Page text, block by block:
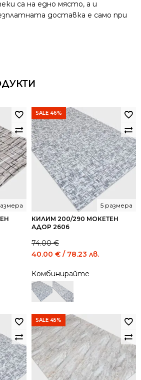
са на едно място, а и
доставка е само при
SALE 46%
КИЛИМ 200/290 МОКЕТЕН
АДОР 2606
5 размера
74.00€
Original
was:
74.00 €
/
лв..
40.00 € / 78.23 лв.
Комбинирайте
SALE 45%